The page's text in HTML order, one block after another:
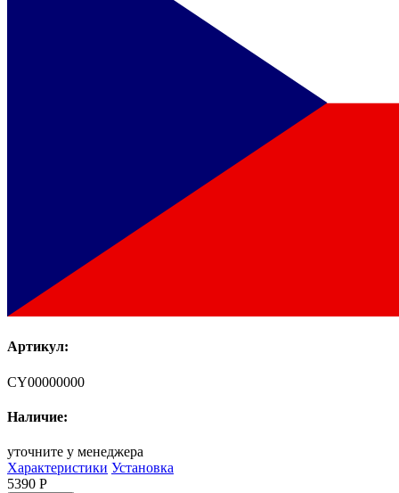
Артикул:
CY00000000
Наличие:
уточните у менеджера
Характеристики Установка
5390 Р